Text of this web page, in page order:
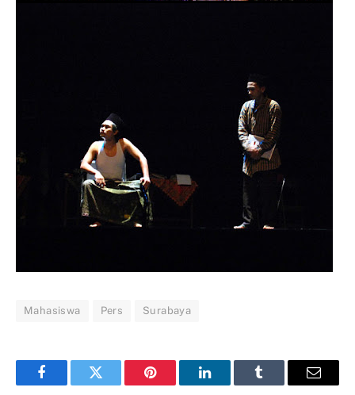
Mahasiswa Pers Surabaya
FacebookTwitter Pinterest LinkedInTumblr Email